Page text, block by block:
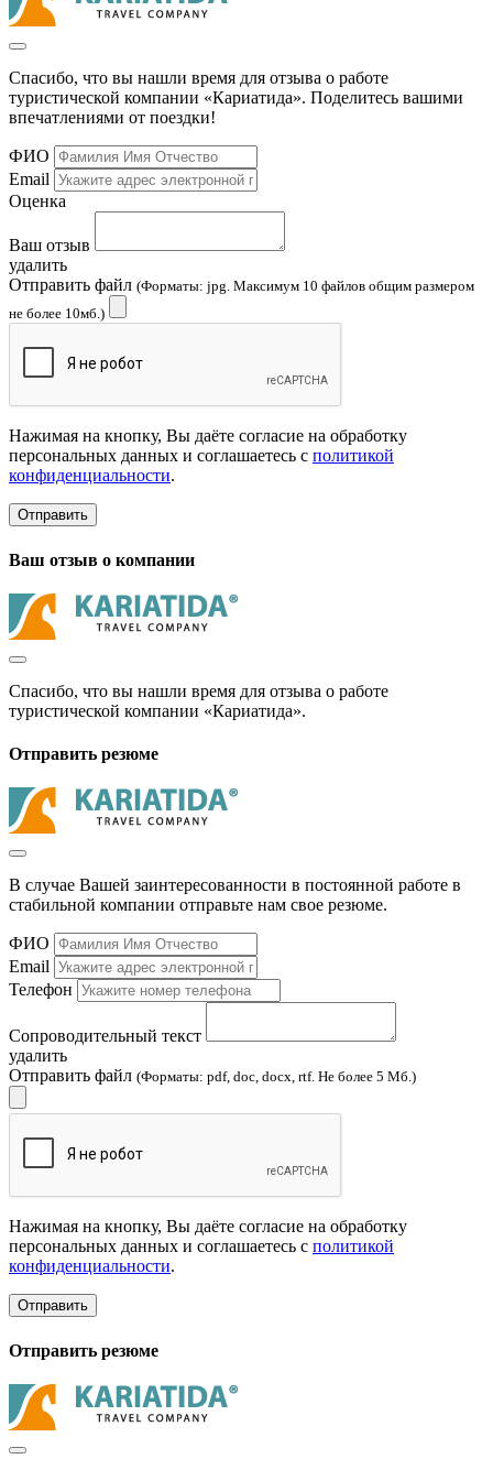
Спасибо, что вы нашли время для отзыва о работе
туристической компании «Кариатида». Поделитесь вашими
впечатлениями от поездки!
ФИО
Email
Оценка
Ваш отзыв
удалить
Отправить файл (Форматы: jpg. Максимум 10 файлов общим размером
не более 10мб.)
Нажимая на кнопку, Вы даёте согласие на обработку
персональных данных и соглашаетесь с политикой
конфиденциальности.
Отправить
Ваш отзыв о компании
Спасибо, что вы нашли время для отзыва о работе
туристической компании «Кариатида».
Отправить резюме
В случае Вашей заинтересованности в постоянной работе в
стабильной компании отправьте нам свое резюме.
ФИО
Email
Телефон
Сопроводительный текст
удалить
Отправить файл (Форматы: pdf, doc, docx, rtf. Не более 5 Мб.)
Нажимая на кнопку, Вы даёте согласие на обработку
персональных данных и соглашаетесь с политикой
конфиденциальности.
Отправить
Отправить резюме